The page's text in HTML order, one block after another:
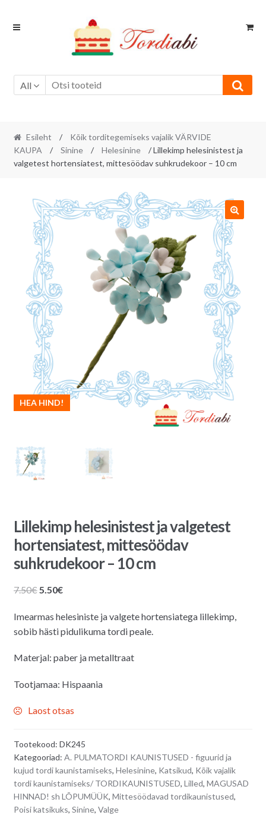
Skip
Skip
All
Esileht /
Kõik torditegemiseks vajalik VÄRVIDE
KAUPA
/ Sinine / Helesinine
/ Lillekimp helesinistest ja
valgetest hortensiatest, mittesöödav suhkrudekoor – 10 cm
HEA HIND!
Lillekimp helesinistest ja valgetest
hortensiatest, mittesöödav
suhkrudekoor – 10 cm
7.50€ Algne
oli:
7.50€.
5.50€Praegune
on:
5.50€.
Imearmas helesiniste ja valgete hortensiatega lillekimp,
sobib hästi pidulikuma tordi peale.
Materjal: paber ja metalltraat
Tootjamaa: Hispaania
Laost otsas
Tootekood: DK245
Kategooriad: A. PULMATORDI KAUNISTUSED - figuurid ja
kujud tordi kaunistamiseks, Helesinine, Katsikud, Kõik vajalik
tordi kaunistamiseks/ TORDIKAUNISTUSED, Lilled, MAGUSAD
HINNAD! sh LÕPUMÜÜK, Mittesöödavad tordikaunistused,
Poisi katsikuks, Sinine, Valge